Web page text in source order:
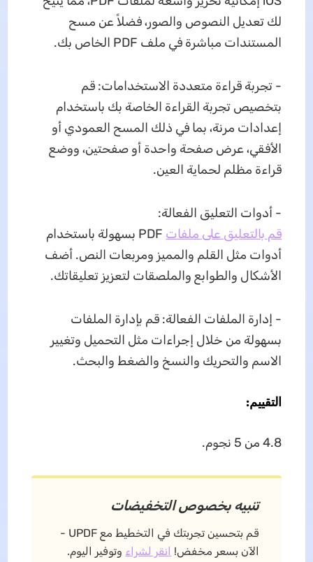
لك تعديل النصوص والصور، فضلاً عن مسح
المستندات مباشرة في ملف PDF الخاص بك.
- تجربة قراءة متعددة الاستخدامات: قم
بتخصيص تجربة القراءة الخاصة بك باستخدام
إعدادات مرنة، بما في ذلك المسح العمودي أو
الأفقي، عرض صفحة واحدة أو صفحتين، ووضع
قراءة مظلم لحماية العين.
- أدوات التعليق الفعالة:
قم بالتعليق على ملفات
PDF بسهولة باستخدام
أدوات مثل القلم والمميز ومربعات النص. أضف
الأشكال والطوابع والملصقات لتعزيز تعليقاتك.
- إدارة الملفات الفعالة: قم بإدارة الملفات
بسهولة من خلال إجراءات مثل التحميل وتغيير
الاسم والتحريك والنسخ والضغط والبحث.
التقييم:
4.8 من 5 نجوم.
تنبيه بخصوص التخفيضات
قم بتحسين تجربتك في التخطيط مع UPDF -
الآن بسعر مخفض! انقر لشراء وتوفير اليوم.